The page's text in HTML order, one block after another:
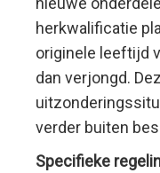
herkwalificatie
originele leeftijd
dan verjongd.
verder buiten
Specifieke